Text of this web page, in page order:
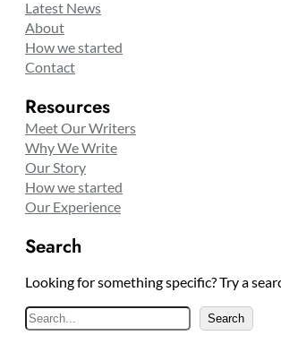
Latest News
About
How we started
Contact
Resources
Meet Our Writers
Why We Write
Our Story
How we started
Our Experience
Search
Looking for something specific? Try a
S
e
Search